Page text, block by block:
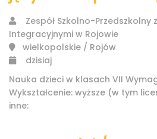
Zespół Szkolno-Przedszkolny
Integracyjnymi w Rojowie
wielkopolskie / Rojów
dzisiaj
Nauka dzieci w klasach VII
Wykształcenie: wyższe (w tym
inne: